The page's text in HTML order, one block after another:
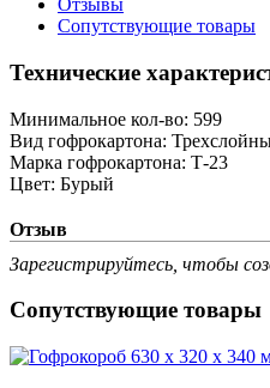
Отзывы
Сопутствующие товары
Технические
Минимальное кол-во: 599
Вид гофрокартона:
Марка гофрокартона: Т-23
Цвет: Бурый
Отзыв
Зарегистрируйтесь, чтобы
Сопутствующие товары